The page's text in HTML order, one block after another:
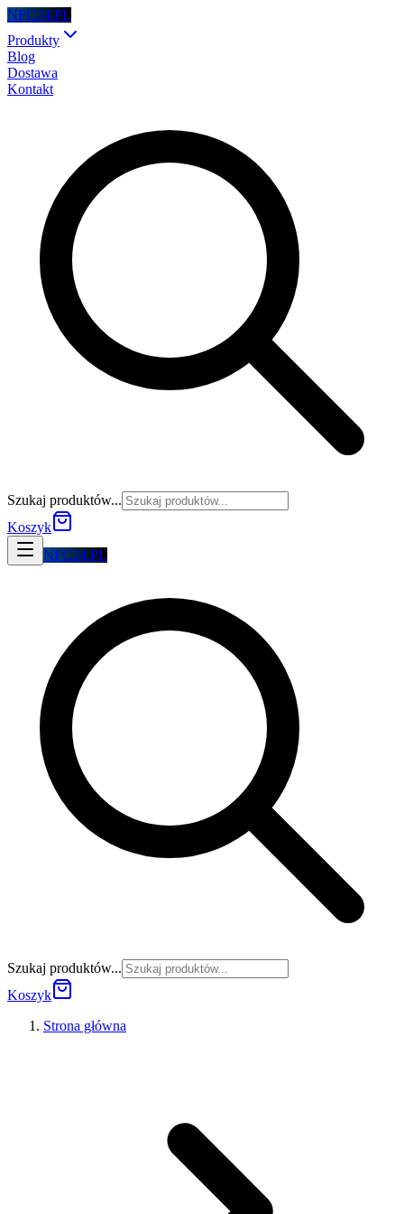
NFC24.PL
Produkty
Blog
Dostawa
Kontakt
Szukaj produktów...
Koszyk
NFC24.PL
Szukaj produktów...
Koszyk
Strona główna